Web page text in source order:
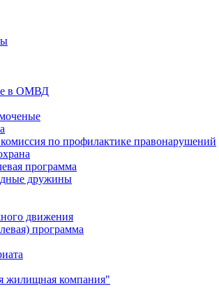
в ОМВД
по профилактике правонарушений
программа
дружины
движения
программа
компания"